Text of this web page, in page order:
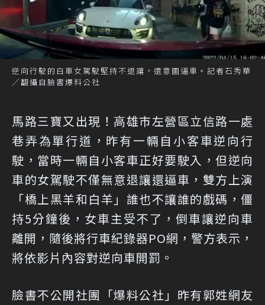
逆向行駛的白車女駕駛堅持不退讓，還意圖逼車。記者石秀華
／翻攝自臉書爆料公社
馬路三寶又出現！高雄市左營區立信路一處
巷弄為單行道，昨有一輛自小客車逆向行
駛，當時一輛自小客車正好要駛入，但逆向
車的女駕駛不僅無意退讓還逼車，雙方上演
「橋上黑羊和白羊」誰也不讓誰的戲碼，僵
持5分鐘後，女車主受不了，倒車讓逆向車
離開，隨後將行車紀錄器PO網，警方表示，
將依影片內容對逆向車開罰。
臉書不公開社團「爆料公社」昨有郭姓網友